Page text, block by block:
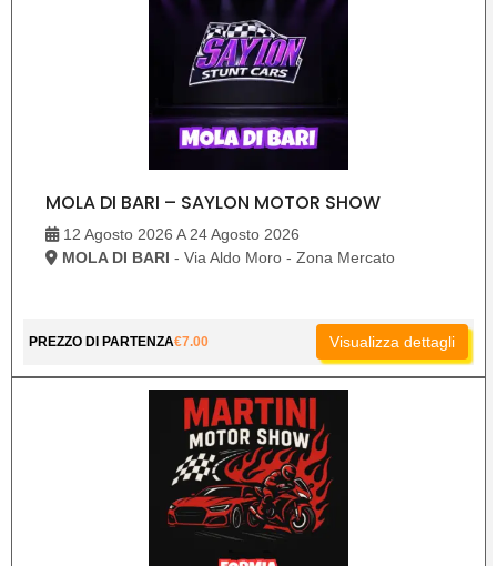
MOLA DI BARI – SAYLON MOTOR SHOW
12 Agosto 2026 A 24 Agosto 2026
MOLA DI BARI - Via Aldo Moro - Zona Mercato
PREZZO DI PARTENZA€7.00 Visualizza dettagli